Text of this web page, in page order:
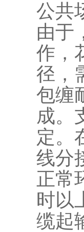
公共
由于
作，
径，
包缠
成。
定。
线分
正常
时以
缆起